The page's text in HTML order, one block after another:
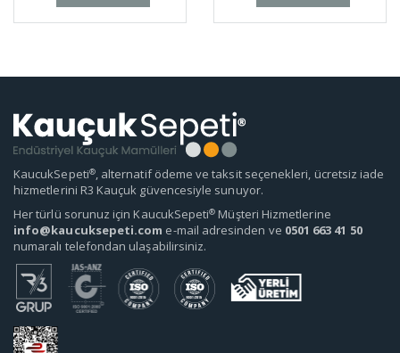
KaucukSepeti®, alternatif ödeme ve taksit seçenekleri, ücretsiz iade
hizmetlerini R3 Kauçuk güvencesiyle sunuyor.
Her türlü sorunuz için KaucukSepeti® Müşteri Hizmetlerine
info@kaucuksepeti.com e-mail adresinden ve 0501 663 41 50
numaralı telefondan ulaşabilirsiniz.